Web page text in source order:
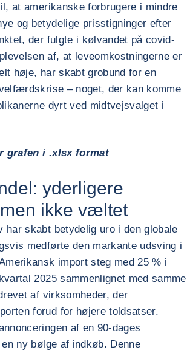
at amerikanske forbrugere i mindre
og betydelige prisstigninger efter
der fulgte i kølvandet på covid-
af, at leveomkostningerne er
høje, har skabt grobund for en
– noget, der kan komme
dyrt ved midtvejsvalget i
grafen i .xlsx format
yderligere
ikke væltet
har skabt betydelig uro i den globale
medførte den markante udsving i
import steg med 25 % i
2025 sammenlignet med samme
af virksomheder, der
forud for højere toldsatser.
af en 90-dages
ny bølge af indkøb. Denne